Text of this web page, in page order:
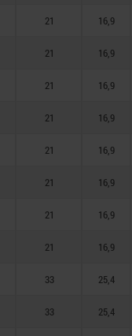
21 16,9
21 16,9
21 16,9
21 16,9
21 16,9
21 16,9
21 16,9
21 16,9
33 25,4
33 25,4